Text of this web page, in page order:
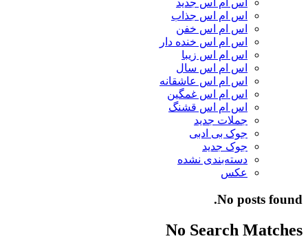
اس ام اس جدید
اس ام اس جذاب
اس ام اس خفن
اس ام اس خنده دار
اس ام اس زیبا
اس ام اس سال
اس ام اس عاشقانه
اس ام اس غمگین
اس ام اس قشنگ
جملات جدید
جوک بی ادبی
جوک جدید
دسته‌بندی نشده
عکس
No posts found.
No Search Matches